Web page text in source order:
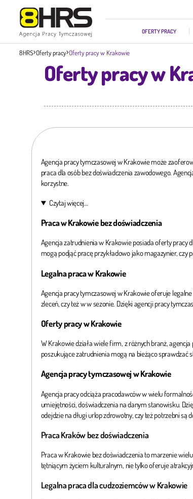
OFERTY PRACY
8HRS Oferty pracy Oferty pracy w Krakowie
Oferty pracy w
Agencja pracy tymczasowej w Krakowie może
praca dla osób bez doświadczenia zawodowego.
korzystne.
Czytaj więcej…
Praca w Krakowie bez doświadczenia
Agencja zatrudnienia w Krakowie posiada oferty pracy
mogą podjąć pracę przykładowo jako magazynier,
Legalna praca w Krakowie
Agencja pracy tymczasowej w Krakowie oferuje
zleceń, czy też w w sezonie. Dzięki agencji pracy
Oferty pracy w Krakowie
W Krakowie działa wiele firm, z różnych branż,
poszukujące zatrudnienia mogą na bieżąco sprawdzać
Agencja pracy tymczasowej w Krakowie
Agencja pracy odciąża pracodawców w wielu
umiejętności, doświadczenia na danym stanowisku.
odejdzie na długi urlop zdrowotny, czy też potrzebni
Praca Kraków bez doświadczenia
Praca w Krakowie bez doświadczenia to marzenie
tętniącym życiem kulturalnym, nie tylko oferuje
Legalna praca dla cudzoziemców w Krakowie